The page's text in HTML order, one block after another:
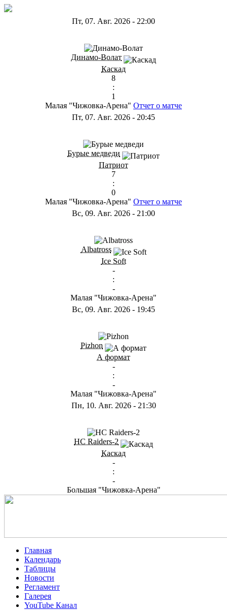
Пт, 07. Авг. 2026 - 22:00
Динамо-Волат
Каскад
8
:
1
Малая "Чижовка-Арена" Отчет о матче
Пт, 07. Авг. 2026 - 20:45
Бурые медведи
Патриот
7
:
0
Малая "Чижовка-Арена" Отчет о матче
Вс, 09. Авг. 2026 - 21:00
Albatross
Ice Soft
-
:
-
Малая "Чижовка-Арена"
Вс, 09. Авг. 2026 - 19:45
Pizhon
А формат
-
:
-
Малая "Чижовка-Арена"
Пн, 10. Авг. 2026- 21:30
HC Raiders-2
Каскад
-
:
-
Большая "Чижовка-Арена"
Главная
Календарь
Таблицы
Новости
Регламент
Галерея
YouTube Канал